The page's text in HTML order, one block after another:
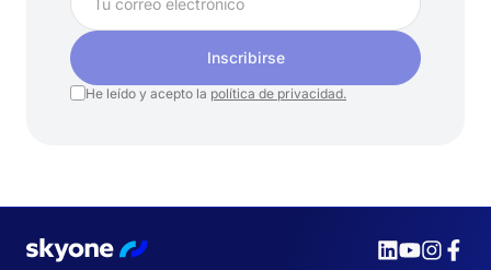
Inscribirse
He leído y acepto la política de privacidad.